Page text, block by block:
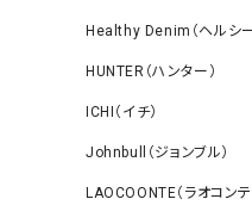
Healthy Denim（ヘルシー
HUNTER（ハンター）
ICHI（イチ）
Johnbull（ジョンブル）
LAOCOONTE（ラオコンテ